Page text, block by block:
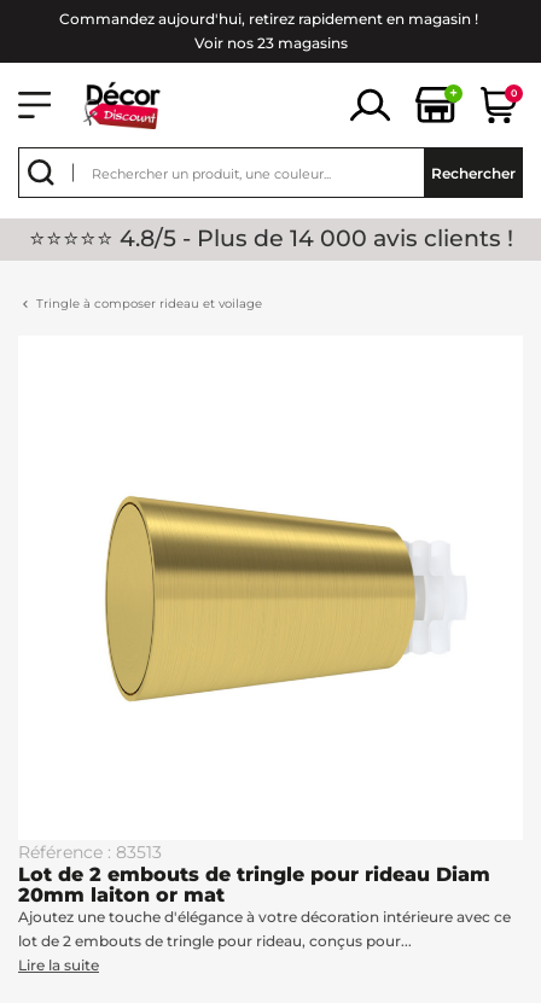
Commandez aujourd'hui, retirez rapidement en magasin !
Voir nos 23 magasins
+ 0
Rechercher
⭐⭐⭐⭐⭐ 4.8/5 - Plus de 14 000 avis clients !
Tringle à composer rideau et voilage
Référence : 83513
Lot de 2 embouts de tringle pour rideau Diam
20mm laiton or mat
Ajoutez une touche d'élégance à votre décoration intérieure avec ce
lot de 2 embouts de tringle pour rideau, conçus pour...
Lire la suite